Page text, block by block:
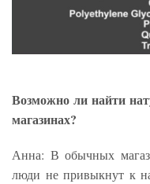
Возможно ли найти
магазинах?
Анна: В обычных
люди не привыкнут к